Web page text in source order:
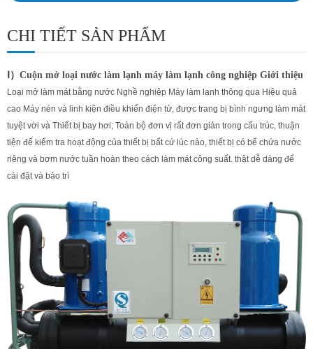
CHI TIẾT SẢN PHẨM
Ⅰ） Cuộn mở loại nước làm lạnh máy làm lạnh công nghiệp Giới thiệu
Loại mở làm mát bằng nước Nghề nghiệp Máy làm lạnh thông qua Hiệu quả
cao Máy nén và linh kiện điều khiển điện tử, được trang bị bình ngưng làm mát
tuyệt vời và Thiết bị bay hơi; Toàn bộ đơn vị rất đơn giản trong cấu trúc, thuận
tiện để kiểm tra hoạt động của thiết bị bất cứ lúc nào, thiết bị có bể chứa nước
riêng và bơm nước tuần hoàn theo cách làm mát công suất. thật dễ dàng để
cài đặt và bảo trì